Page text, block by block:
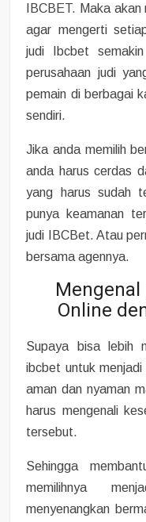
IBCBET. Maka
agar mengerti
judi Ibcbet
perusahaan judi
pemain di berbagai
sendiri.
Jika anda memilih
anda harus cerdas
yang harus sudah
punya keamanan
judi IBCBet. Atau
bersama agennya.
Mengenal
Online
Supaya bisa lebih
ibcbet untuk
aman dan nyaman
harus mengenali
tersebut.
Sehingga
memilihnya
menyenangkan